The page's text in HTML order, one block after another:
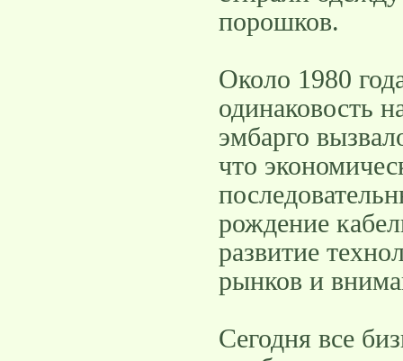
порошков.
Около 1980
одинаковость
эмбарго
что
рождение
развитие
рынков и
Сегодня все